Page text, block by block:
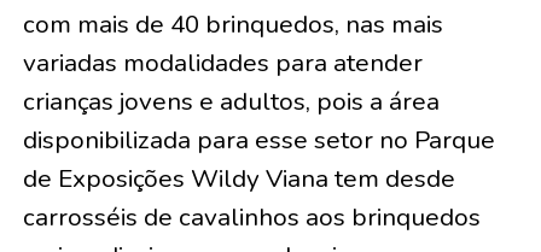
com mais de 40 brinquedos, nas mais
variadas modalidades para atender
crianças jovens e adultos, pois a área
disponibilizada para esse setor no Parque
de Exposições Wildy Viana tem desde
carrosséis de cavalinhos aos brinquedos